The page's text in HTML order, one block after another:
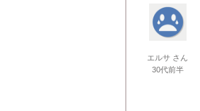
エルサ さん
30代前半